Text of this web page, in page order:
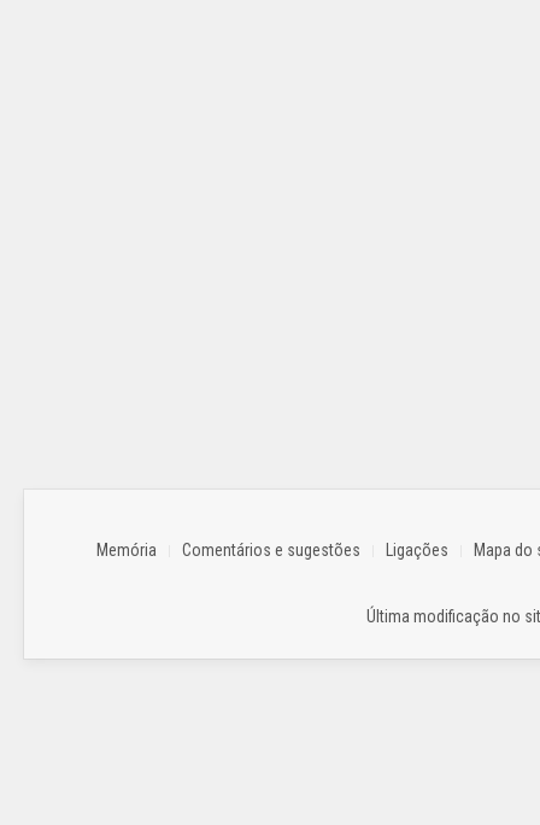
Memória Comentários e sugestões Ligações Mapa do
Última modificação no